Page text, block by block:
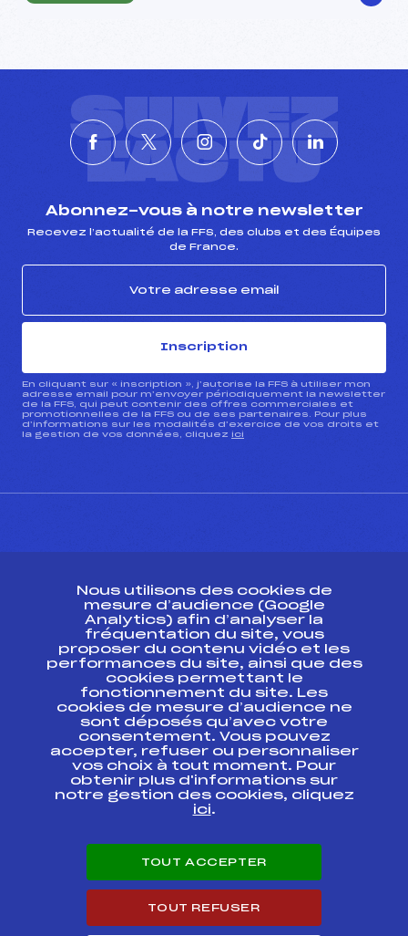
SUIVEZ
L'ACTU
Abonnez-vous à notre newsletter
Recevez l’actualité de la FFS, des clubs et des Équipes
de France.
Inscription
En cliquant sur « inscription », j’autorise la FFS à utiliser mon
adresse email pour m’envoyer périodiquement la newsletter
de la FFS, qui peut contenir des offres commerciales et
promotionnelles de la FFS ou de ses partenaires. Pour plus
d’informations sur les modalités d’exercice de vos droits et
la gestion de vos données, cliquez ici
ESPACE PRESSE
Ressources
Pass’Neige
Projet sportif fédéral
Projet de performance fédéral
Antidopage
Pôle Développement, Formation, Suivi
Scientifique
Listes ministérielles
Pôle vie de l’athlète
Carrières
Nous utilisons des cookies de
mesure d’audience (Google
Analytics) afin d’analyser la
fréquentation du site, vous
proposer du contenu vidéo et les
performances du site, ainsi que des
cookies permettant le
fonctionnement du site. Les
cookies de mesure d’audience ne
sont déposés qu’avec votre
consentement. Vous pouvez
accepter, refuser ou personnaliser
vos choix à tout moment. Pour
obtenir plus d'informations sur
notre gestion des cookies, cliquez
ici.
TOUT ACCEPTER
TOUT REFUSER